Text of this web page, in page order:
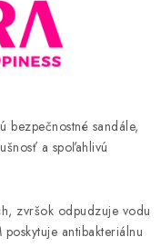
ZÁKAZNÍKOV
bezpečnostné sandále,
a spoľahlivú
zvršok odpudzuje vodu
antibakteriálnu